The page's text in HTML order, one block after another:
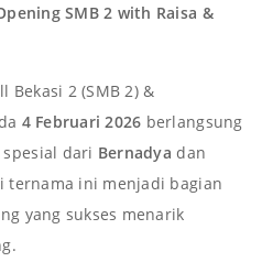
SMB 2 with Raisa &
Bekasi 2 (SMB 2) &
4 Februari 2026 berlangsung
dari Bernadya dan
ternama ini menjadi bagian
yang sukses menarik